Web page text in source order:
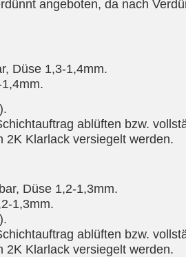
angeboten, da nach
Düse 1,3-1,4mm.
ablüften bzw.
2K Klarlack versiegelt werden.
Düse 1,2-1,3mm.
1,3mm.
ablüften bzw.
2K Klarlack versiegelt werden.